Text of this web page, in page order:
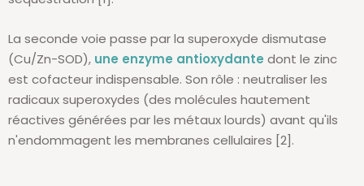
La seconde voie passe par la superoxyde dismutase
(Cu/Zn-SOD), une enzyme antioxydante dont le zinc
est cofacteur indispensable. Son rôle : neutraliser les
radicaux superoxydes (des molécules hautement
réactives générées par les métaux lourds) avant qu'ils
n'endommagent les membranes cellulaires [2].